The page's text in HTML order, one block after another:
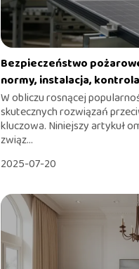
Bezpieczeństwo
normy, instalacja, kontrola
W obliczu rosnącej
skutecznych rozwiązań
kluczowa. Niniejszy artykuł
związ...
2025-07-20